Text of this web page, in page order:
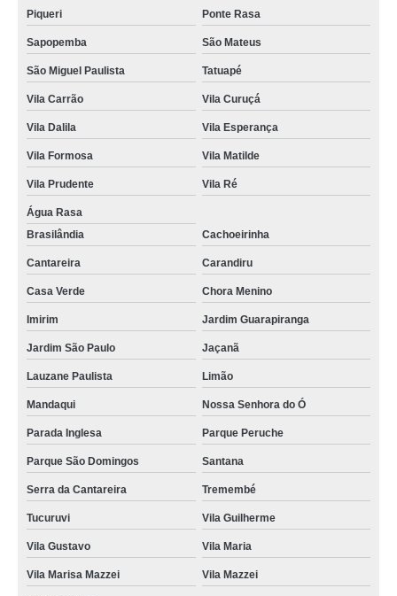
Piqueri Ponte Rasa
Sapopemba São Mateus
São Miguel Paulista Tatuapé
Vila Carrão Vila Curuçá
Vila Dalila Vila Esperança
Vila Formosa Vila Matilde
Vila Prudente Vila Ré
Água Rasa
Brasilândia
Cachoeirinha
Cantareira Carandiru
Casa Verde Chora Menino
Imirim Jardim Guarapiranga
Jardim São Paulo Jaçanã
Lauzane Paulista Limão
Mandaqui Nossa Senhora do Ó
Parada Inglesa Parque Peruche
Parque São Domingos Santana
Serra da Cantareira Tremembé
Tucuruvi Vila Guilherme
Vila Gustavo Vila Maria
Vila Marisa Mazzei Vila Mazzei